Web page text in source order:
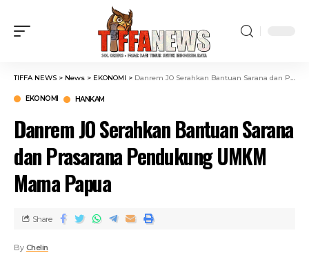
TIFFA NEWS > News > EKONOMI > Danrem JO Serahkan Bantuan Sarana dan Prasarana Pendukung UMKM Mama Papua
EKONOMI HANKAM
Danrem JO Serahkan Bantuan Sarana
dan Prasarana Pendukung UMKM
Mama Papua
By Chelin
Share